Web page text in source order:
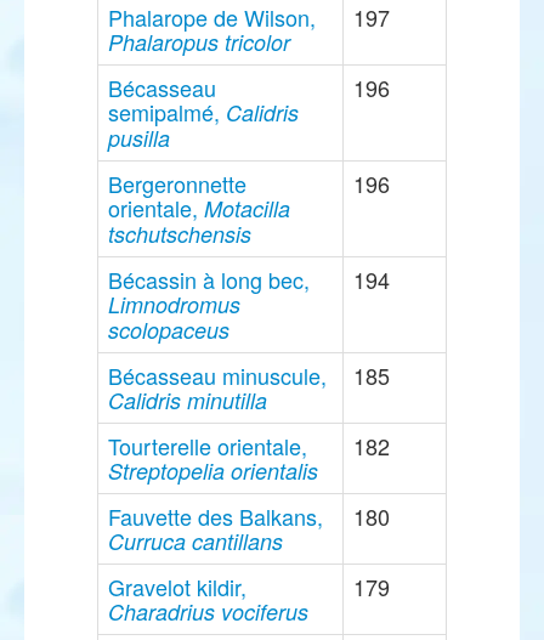
Phalarope de Wilson,
Phalaropus tricolor
197
Bécasseau
semipalmé, Calidris
pusilla
196
Bergeronnette
orientale, Motacilla
tschutschensis
196
Bécassin à long bec,
Limnodromus
scolopaceus
194
Bécasseau minuscule,
Calidris minutilla
185
Tourterelle orientale,
Streptopelia orientalis
182
Fauvette des Balkans,
Curruca cantillans
180
Gravelot kildir,
Charadrius vociferus
179